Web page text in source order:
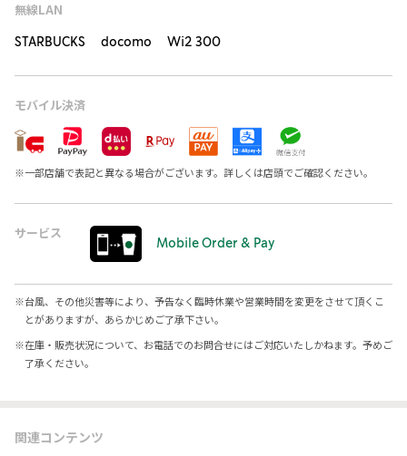
無線LAN
STARBUCKS docomo Wi2 300
モバイル決済
※一部店舗で表記と異なる場合がございます。詳しくは店頭でご確認ください。
サービス
Mobile Order & Pay
※台風、その他災害等により、予告なく臨時休業や営業時間を変更をさせて頂くこ
とがありますが、あらかじめご了承下さい。
※在庫・販売状況について、お電話でのお問合せにはご対応いたしかねます。予めご
了承ください。
関連コンテンツ